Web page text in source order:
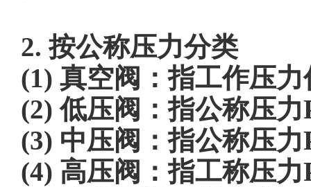
2. 按公称压力分类
(1) 真空阀：指工作压
(2) 低压阀：指公称压
(3) 中压阀：指公称压
(4) 高压阀：指工称压